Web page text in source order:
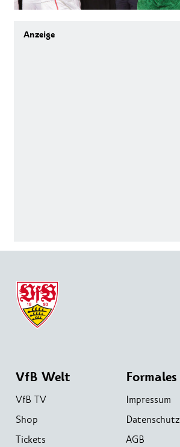
VfB Welt
VfB TV
Shop
Tickets
Formales
Impressum
Datenschutz
AGB